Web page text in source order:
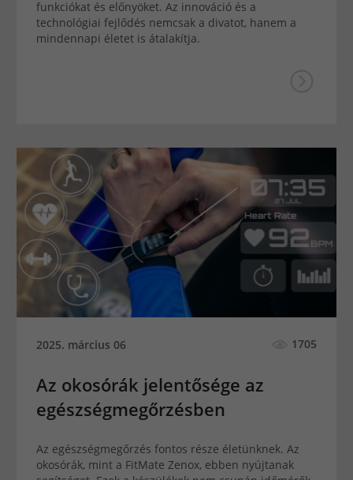
funkciókat és előnyöket. Az innováció és a
technológiai fejlődés nemcsak a divatot, hanem a
mindennapi életet is átalakítja.
2025. március 06 1705
Az okosórák jelentősége az
egészségmegőrzésben
Az egészségmegőrzés fontos része életünknek. Az
okosórák, mint a FitMate Zenox, ebben nyújtanak